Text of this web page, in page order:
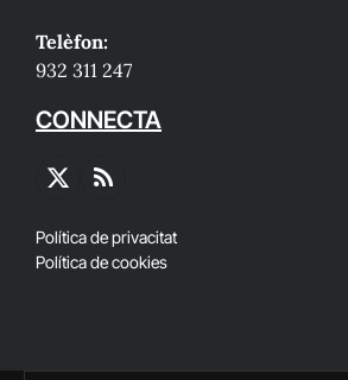
Telèfon:
932 311 247
CONNECTA
X
RSS
Política de privacitat
Política de cookies